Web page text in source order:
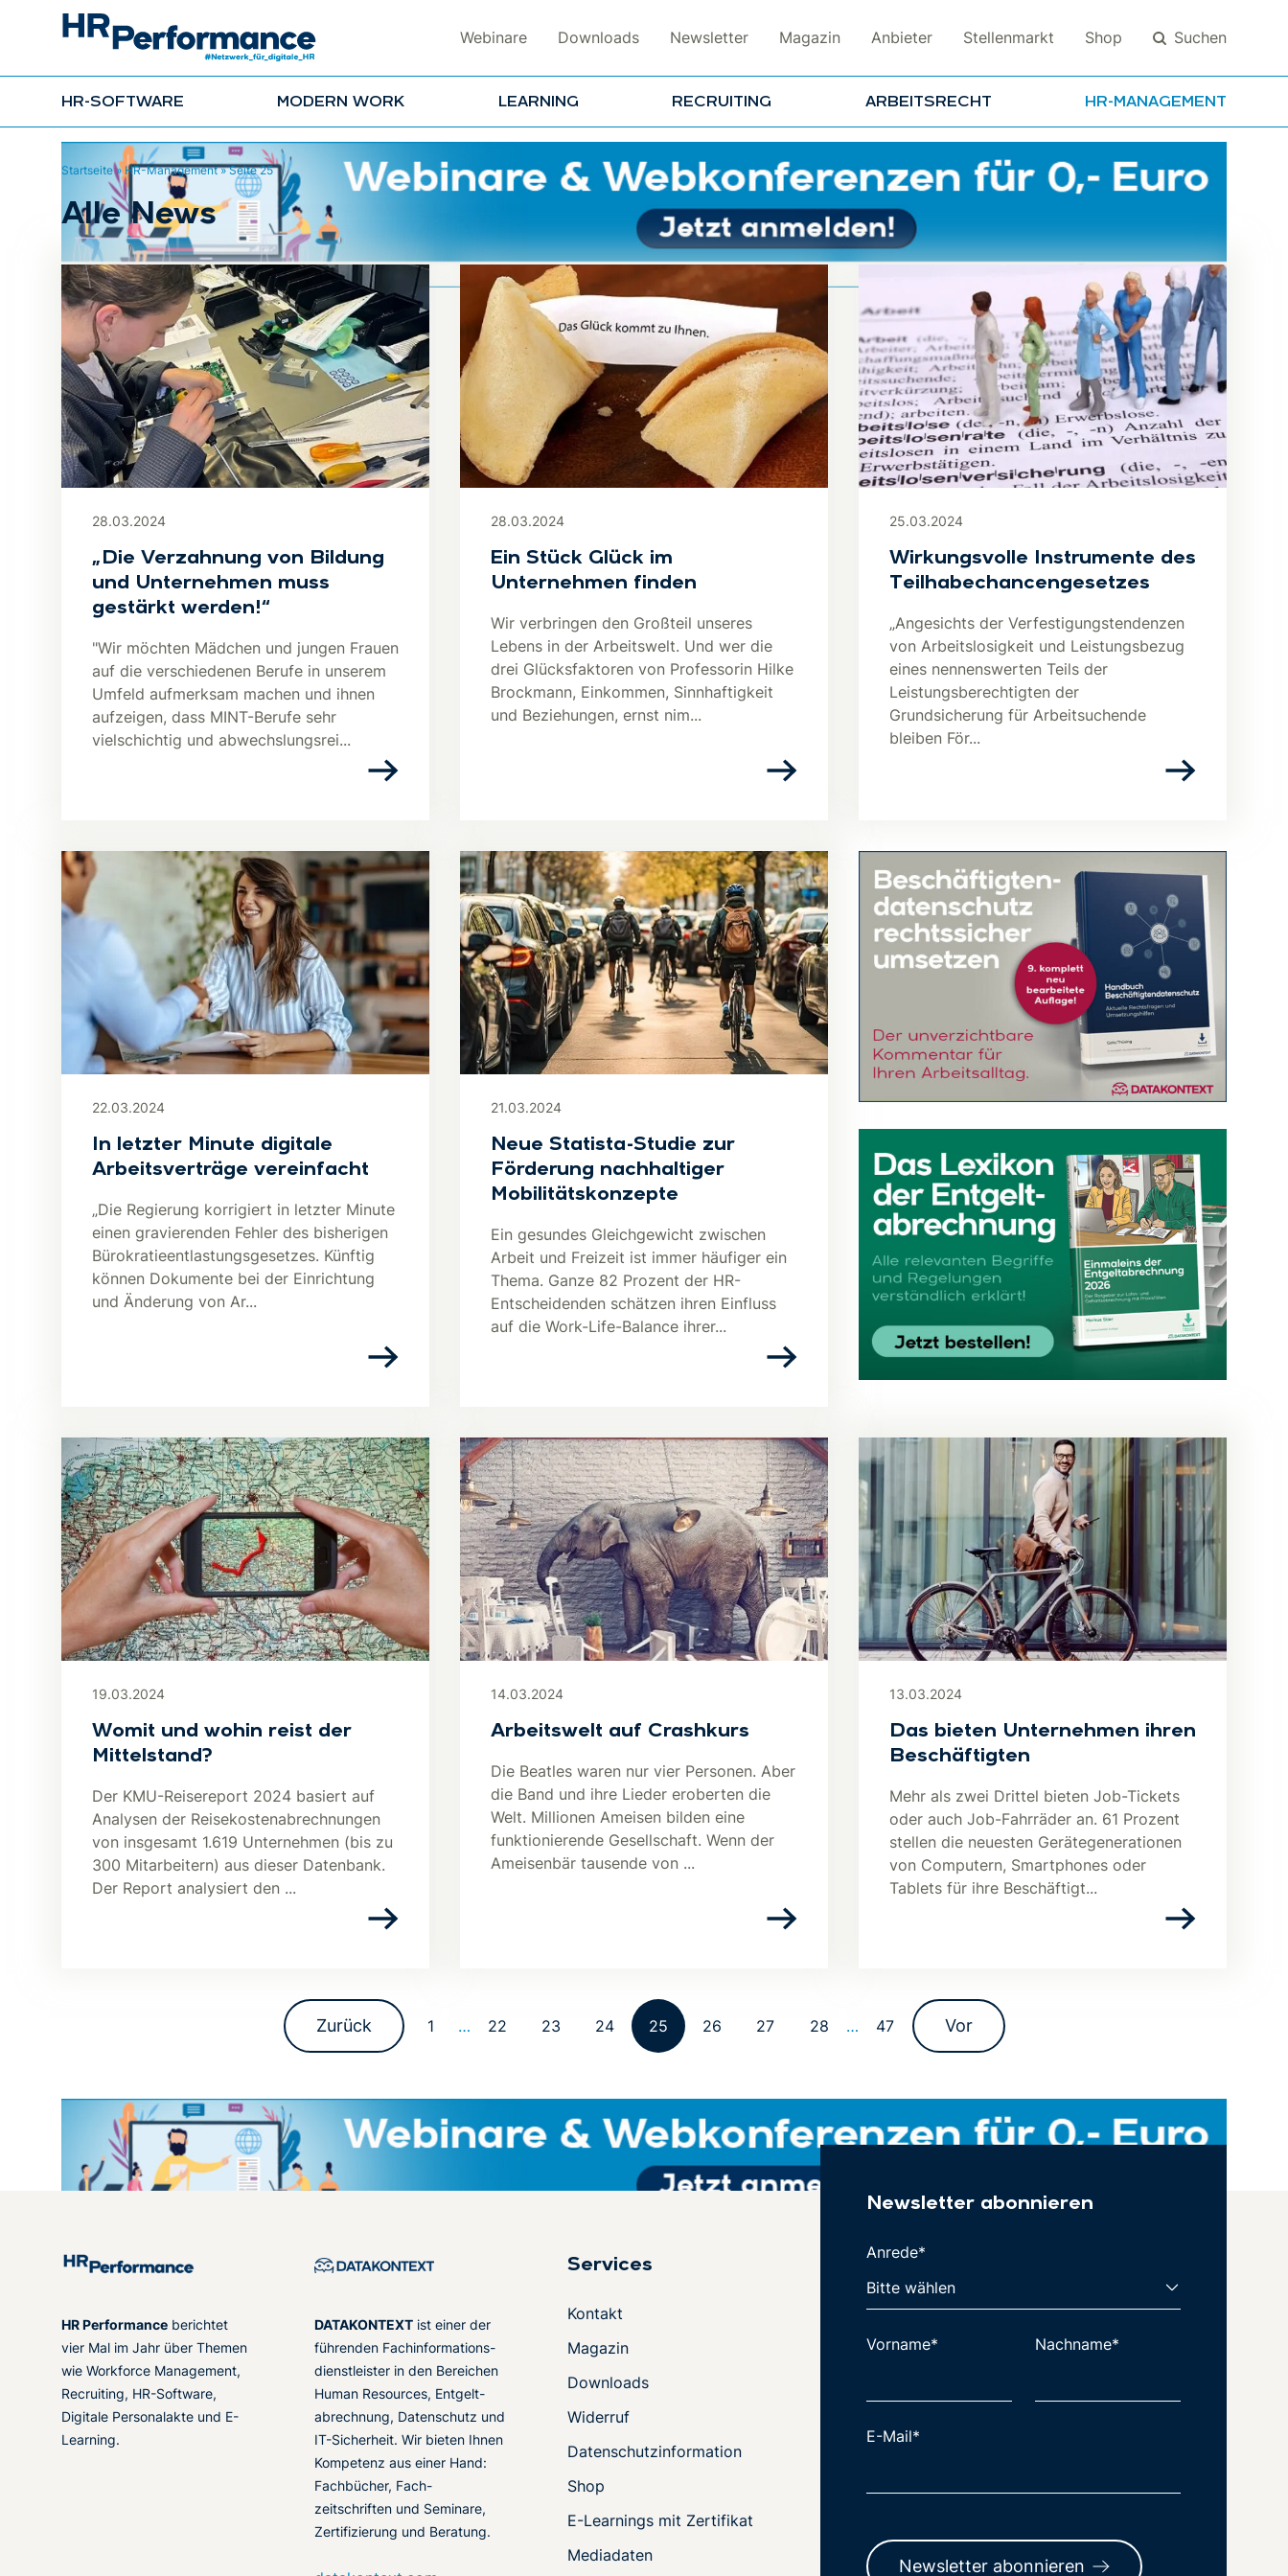
Webinare Downloads Newsletter Magazin Anbieter Stellenmarkt Shop Suchen
HR-SOFTWARE MODERN WORK LEARNING RECRUITING ARBEITSRECHT HR-MANAGEMENT
Suchen
Startseite»HR-Management»Seite 25
Alle News
28.03.2024
„Die Verzahnung von Bildung
und Unternehmen muss
gestärkt werden!“
"Wir möchten Mädchen und jungen Frauen
auf die verschiedenen Berufe in unserem
Umfeld aufmerksam machen und ihnen
aufzeigen, dass MINT-Berufe sehr
vielschichtig und abwechslungsrei...
28.03.2024
Ein Stück Glück im
Unternehmen finden
Wir verbringen den Großteil unseres
Lebens in der Arbeitswelt. Und wer die
drei Glücksfaktoren von Professorin Hilke
Brockmann, Einkommen, Sinnhaftigkeit
und Beziehungen, ernst nim...
25.03.2024
Wirkungsvolle Instrumente des
Teilhabechancengesetzes
„Angesichts der Verfestigungstendenzen
von Arbeitslosigkeit und Leistungsbezug
eines nennenswerten Teils der
Leistungsberechtigten der
Grundsicherung für Arbeitsuchende
bleiben För...
22.03.2024
In letzter Minute digitale
Arbeitsverträge vereinfacht
„Die Regierung korrigiert in letzter Minute
einen gravierenden Fehler des bisherigen
Bürokratieentlastungsgesetzes. Künftig
können Dokumente bei der Einrichtung
und Änderung von Ar...
21.03.2024
Neue Statista-Studie zur
Förderung nachhaltiger
Mobilitätskonzepte
Ein gesundes Gleichgewicht zwischen
Arbeit und Freizeit ist immer häufiger ein
Thema. Ganze 82 Prozent der HR-
Entscheidenden schätzen ihren Einfluss
auf die Work-Life-Balance ihrer...
19.03.2024
Womit und wohin reist der
Mittelstand?
Der KMU-Reisereport 2024 basiert auf
Analysen der Reisekostenabrechnungen
von insgesamt 1.619 Unternehmen (bis zu
300 Mitarbeitern) aus dieser Datenbank.
Der Report analysiert den ...
14.03.2024
Arbeitswelt auf Crashkurs
Die Beatles waren nur vier Personen. Aber
die Band und ihre Lieder eroberten die
Welt. Millionen Ameisen bilden eine
funktionierende Gesellschaft. Wenn der
Ameisenbär tausende von ...
13.03.2024
Das bieten Unternehmen ihren
Beschäftigten
Mehr als zwei Drittel bieten Job-Tickets
oder auch Job-Fahrräder an. 61 Prozent
stellen die neuesten Gerätegenerationen
von Computern, Smartphones oder
Tablets für ihre Beschäftigt...
Zurück 1 … 22 23 24 25 26 27 28 … 47 Vor
HR Performance berichtet
vier Mal im Jahr über Themen
wie Workforce Management,
Recruiting, HR-Software,
Digitale Personalakte und E-
Learning.
DATAKONTEXT ist einer der
führenden Fachinformations-
dienstleister in den Bereichen
Human Resources, Entgelt-
abrechnung, Datenschutz und
IT-Sicherheit. Wir bieten Ihnen
Kompetenz aus einer Hand:
Fachbücher, Fach-
zeitschriften und Seminare,
Zertifizierung und Beratung.
Services
Kontakt
Magazin
Downloads
Widerruf
Datenschutzinformation
Shop
E-Learnings mit Zertifikat
Mediadaten
Newsletter abonnieren
Anrede*
Vorname* Nachname*
E-Mail*
Newsletter abonnieren